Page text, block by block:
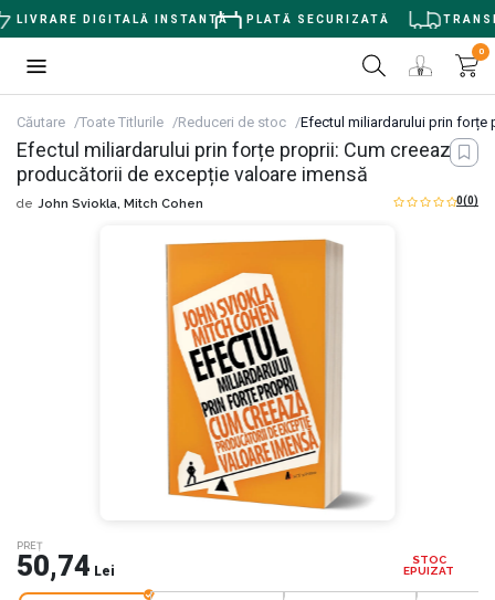
LIVRARE DIGITALĂ INSTANTĂ PLATĂ SECURIZATĂ
0
Căutare Toate Titlurile Reduceri de stoc Efectul miliardarului prin forțe
Efectul miliardarului prin forțe proprii: Cum creează
producătorii de excepție valoare imensă
de John Sviokla, Mitch Cohen 0(0)
PREȚ
50,74 Lei
STOC
EPUIZAT